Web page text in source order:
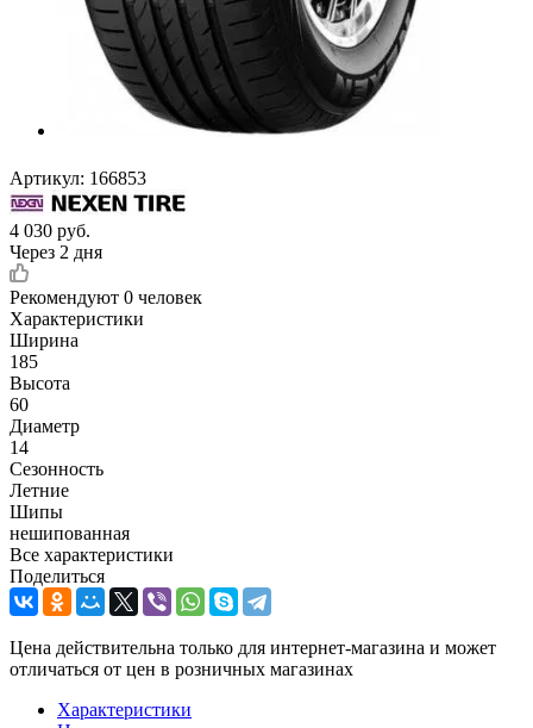
Артикул: 166853
4 030 руб.
Через 2 дня
Рекомендуют 0 человек
Характеристики
Ширина
185
Высота
60
Диаметр
14
Сезонность
Летние
Шипы
нешипованная
Все характеристики
Поделиться
Цена действительна только для интернет-магазина и может
отличаться от цен в розничных магазинах
Характеристики